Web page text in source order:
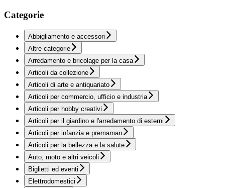
Categorie
Abbigliamento e accessori
Altre categorie
Arredamento e bricolage per la casa
Articoli da collezione
Articoli di arte e antiquariato
Articoli per commercio, ufficio e industria
Articoli per hobby creativi
Articoli per il giardino e l'arredamento di esterni
Articoli per infanzia e premaman
Articoli per la bellezza e la salute
Auto, moto e altri veicoli
Biglietti ed eventi
Elettrodomestici